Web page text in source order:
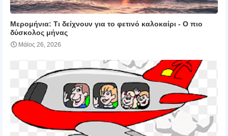
Μερομήνια: Tι δείχνουν για το φετινό καλοκαίρι - Ο πιο
δύσκολος μήνας
Μάϊος 26, 2026